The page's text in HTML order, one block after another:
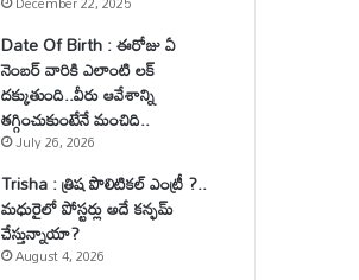
Date Of Birth : ఈరోజు ఏ
నెంబర్ వారికి ఎలాంటి లక్
దక్కుతుంది..వీరు ఆవేశాన్ని
తగ్గించుకుంటేనే మంచిది..
July 26, 2026
Trisha : త్రిష పొలిటికల్ ఎంట్రీ ?..
మధురైలో పోస్టర్లు అదే కన్ఫమ్
చేస్తున్నాయా?
August 4, 2026